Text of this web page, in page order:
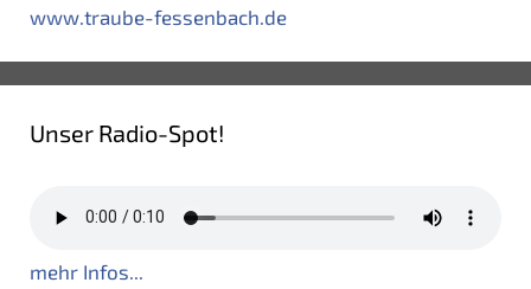
www.traube-fessenbach.de
Unser Radio-Spot!
mehr Infos...